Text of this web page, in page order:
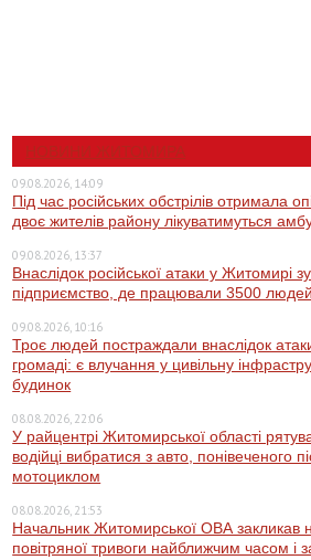
НОВИНИ ЖИТОМИРА
09.08.2026, 14:09
Під час російських обстрілів отримала
двоє жителів району лікуватимуться
09.08.2026, 13:37
Внаслідок російської атаки у Житомирі
підприємство, де працювали 3500 людей
09.08.2026, 10:16
Троє людей постраждали внаслідок
громаді: є влучання у цивільну
будинок
08.08.2026, 22:06
У райцентрі Житомирської області
водійці вибратися з авто, понівеченого
мотоциклом
08.08.2026, 21:53
Начальник Житомирської ОВА закликав
повітряної тривоги найближчим часом і